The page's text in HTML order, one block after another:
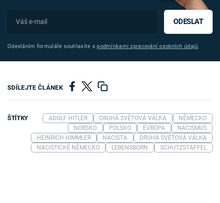
ODESLAT
Odesláním formuláře souhlasíte spodmínkami zpracování osobních údajů
SDÍLEJTE ČLÁNEK
ŠTÍTKY ADOLF HITLER DRUHÁ SVĚTOVÁ VÁLKA
NĚMECKO
NORSKO
POLSKO EVROPA
NACISMUS
HEINRICH HIMMLER
NACISTA
DRUHÁ SVĚTOVÁ VÁLKA
NACISTICKÉ NĚMECKO
LEBENSBORN SCHUTZSTAFFEL